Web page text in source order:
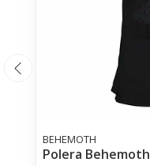
BEHEMOTH
Polera Behemoth